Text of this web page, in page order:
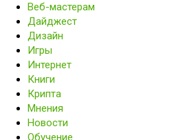
Веб-мастерам
Дайджест
Дизайн
Игры
Интернет
Книги
Крипта
Мнения
Новости
Обучение